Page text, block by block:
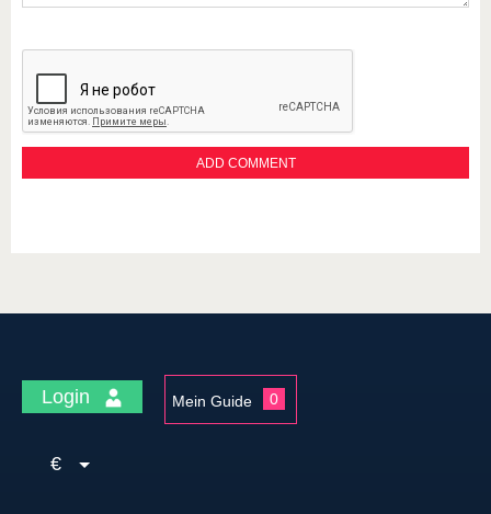
Login Mein Guide 0
€